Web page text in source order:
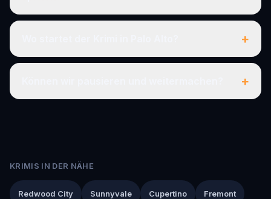
+
+
KRIMIS IN DER NÄHE
Redwood City Sunnyvale Cupertino Fremont